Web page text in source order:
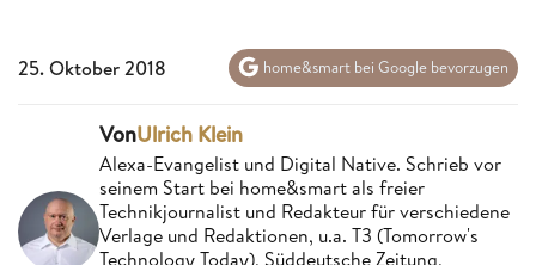
25. Oktober 2018 home&smart bei Google bevorzugen
VonUlrich Klein
Alexa-Evangelist und Digital Native. Schrieb vor
seinem Start bei home&smart als freier
Technikjournalist und Redakteur für verschiedene
Verlage und Redaktionen, u.a. T3 (Tomorrow's
Technology Today), Süddeutsche Zeitung,